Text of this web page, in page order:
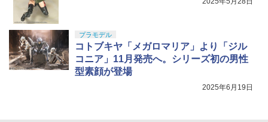
プラモデル
コトブキヤ「メガロマリア」より「ジル
コニア」11月発売へ。シリーズ初の男性
型素顔が登場
2025年6月19日